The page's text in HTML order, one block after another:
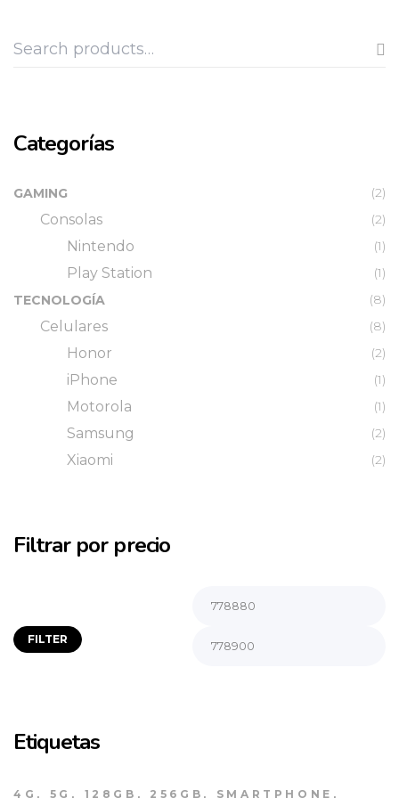
Categorías
GAMING (2)
Consolas (2)
Nintendo (1)
Play Station
(1)
TECNOLOGÍA
(8)
Celulares (8)
Honor (2)
iPhone (1)
Motorola (1)
Samsung (2)
Xiaomi (2)
Filtrar por precio
FILTER
Etiquetas
4G 5G 128GB 256GB SMARTPHONE